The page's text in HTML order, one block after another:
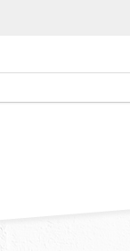
一間廁所，
人之一到場應